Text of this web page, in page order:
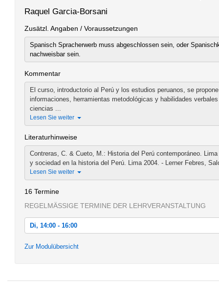
Raquel Garcia-Borsani
Zusätzl. Angaben / Voraussetzungen
Spanisch Spracherwerb muss abgeschlossen sein, oder
nachweisbar sein.
Kommentar
El curso, introductorio al Perú y los estudios peruanos, se
informaciones, herramientas metodológicas y habilidades
ciencias ...
Lesen Sie weiter
Literaturhinweise
Contreras, C. & Cueto, M.: Historia del Perú contemporáneo.
y sociedad en la historia del Perú. Lima 2004. - Lerner Febres,
Lesen Sie weiter
16 Termine
REGELMÄSSIGE TERMINE DER LEHRVERANSTALTUNG
Di, 14:00 - 16:00
Zur Modulübersicht